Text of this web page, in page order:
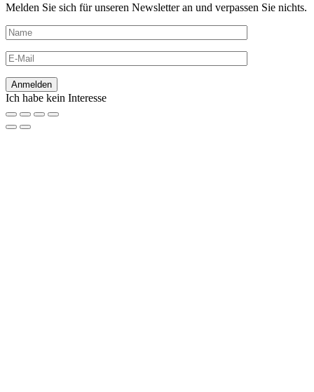
Melden Sie sich für unseren Newsletter an und verpassen Sie nichts.
Ich habe kein Interesse